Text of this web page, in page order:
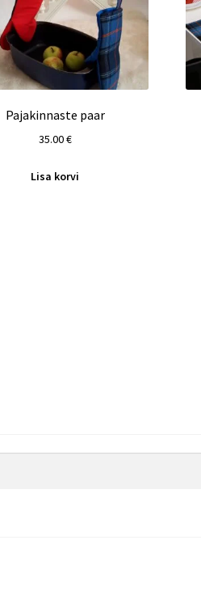
Pajakinnaste paar
35.00€
Lisa korvi